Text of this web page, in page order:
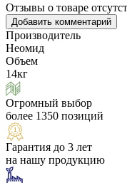
Отзывы о товаре
Добавить комментарий
Производитель
Неомид
Объем
14кг
Огромный выбор
более 1350 позиций
Гарантия до 3 лет
на нашу продукцию